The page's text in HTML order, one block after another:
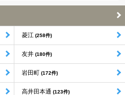
菱江 (258件)
友井 (180件)
岩田町 (172件)
高井田本通 (123件)